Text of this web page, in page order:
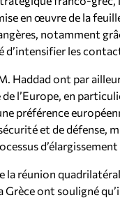
en œuvre de la
notamment
les
Haddad ont par
l’Europe, en
préférence
et de défense,
la réunion
Grèce ont souligné